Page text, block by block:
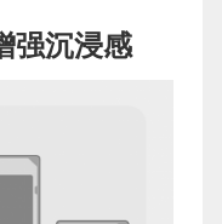
强沉浸感